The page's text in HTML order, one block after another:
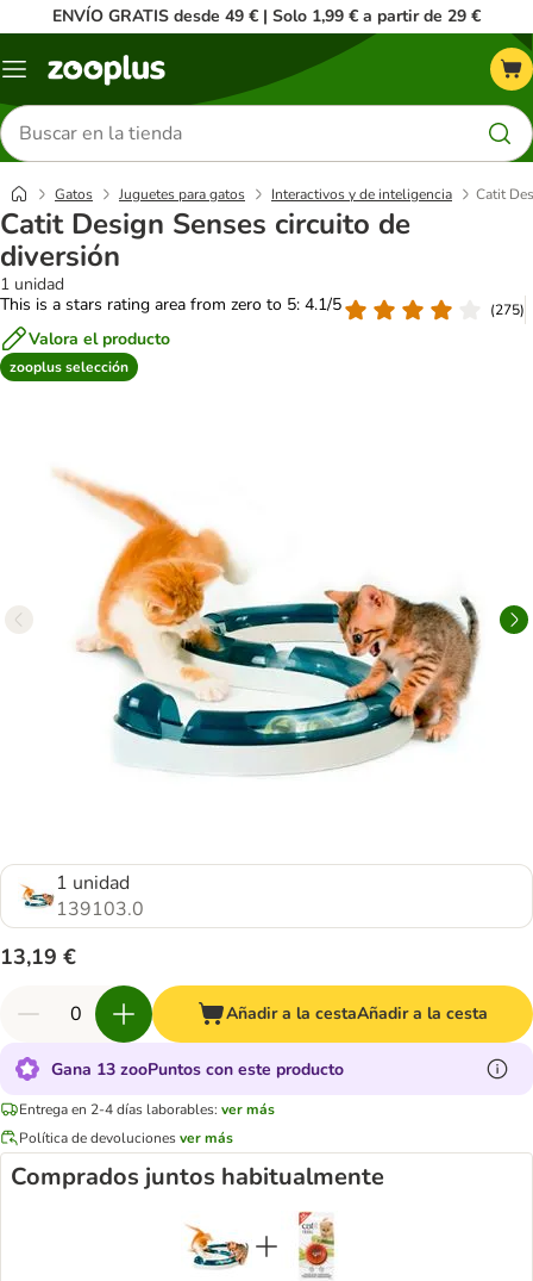
ENVÍO GRATIS desde 49 € | Solo 1,99 € a partir de 29 €
Menú
Buscar
productos
Gatos Juguetes para gatos Interactivos y de inteligencia Catit
Catit Design Senses circuito de
diversión
1 unidad
This is a stars rating area from zero to 5: 4.1/5
(275)
Valora el producto
zooplus selección
1 unidad
139103.0
13,19 €
Añadir a la cestaAñadir a la cesta
Gana 13 zooPuntos con este producto
Entrega en 2-4 días laborables: ver más
Política de devolucionesver más
Comprados juntos habitualmente